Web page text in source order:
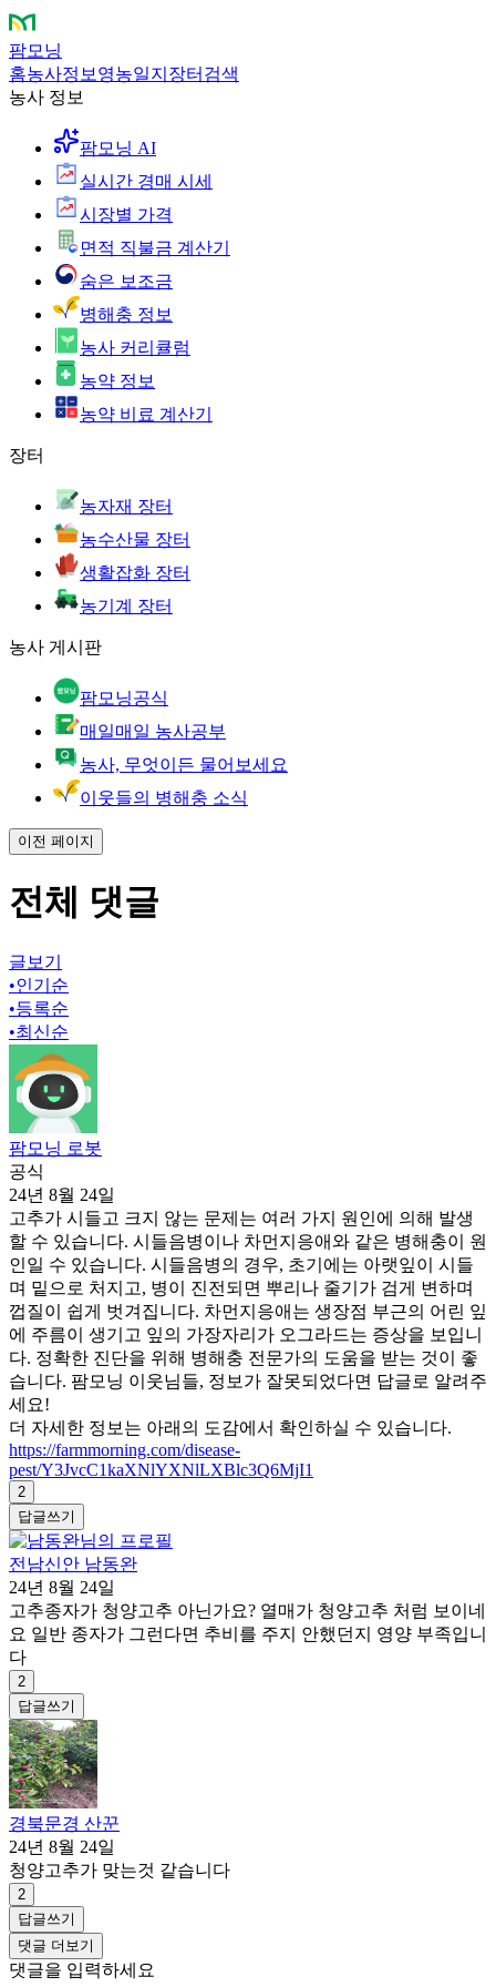
팜모닝
홈농사정보 영농일지 장터 검색
농사 정보
팜모닝 AI
실시간 경매 시세
시장별 가격
면적 직불금 계산기
숨은 보조금
병해충 정보
농사 커리큘럼
농약 정보
농약 비료 계산기
장터
농자재 장터
농수산물 장터
생활잡화 장터
농기계 장터
농사 게시판
팜모닝공식
매일매일 농사공부
농사, 무엇이든 물어보세요
이웃들의 병해충 소식
이전 페이지
전체 댓글
글보기
•인기순
•등록순
•최신순
팜모닝 로봇
공식
24년 8월 24일
고추가 시들고 크지 않는 문제는 여러 가지 원인에 의해 발생
할 수 있습니다. 시들음병이나 차먼지응애와 같은 병해충이 원
인일 수 있습니다. 시들음병의 경우, 초기에는 아랫잎이 시들
며 밑으로 처지고, 병이 진전되면 뿌리나 줄기가 검게 변하며
껍질이 쉽게 벗겨집니다. 차먼지응애는 생장점 부근의 어린 잎
에 주름이 생기고 잎의 가장자리가 오그라드는 증상을 보입니
다. 정확한 진단을 위해 병해충 전문가의 도움을 받는 것이 좋
습니다. 팜모닝 이웃님들, 정보가 잘못되었다면 답글로 알려주
세요!
더 자세한 정보는 아래의 도감에서 확인하실 수 있습니다.
https://farmmorning.com/disease-
pest/Y3JvcC1kaXNlYXNlLXBlc3Q6MjI1
2
답글쓰기
전남신안 남동완
24년 8월 24일
고추종자가 청양고추 아닌가요? 열매가 청양고추 처럼 보이네
요 일반 종자가 그런다면 추비를 주지 안했던지 영양 부족입니
다
2
답글쓰기
경북문경 산꾼
24년 8월 24일
청양고추가 맞는것 같습니다
2
답글쓰기
댓글 더보기
댓글을 입력하세요